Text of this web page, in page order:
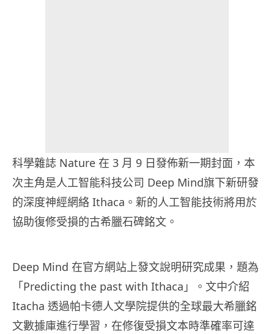
科學雜誌 Nature 在 3 月 9 日發佈新一期封面，本
次主角是人工智能科技公司 Deep Mind旗下新研發
的深度神經網絡 Ithaca。新的人工智能技術將用於
協助復修受損的古希臘石碑銘文。
Deep Mind 在官方網站上發文說明研究成果，題為
「Predicting the past with Ithaca」。文中介紹
Itacha 透過帕卡德人文學院提供的全球最大希臘銘
文數據庫進行學習，在修復受損文本時準確率可達